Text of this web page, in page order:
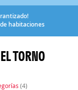
habitaciones
TORNO
(4)